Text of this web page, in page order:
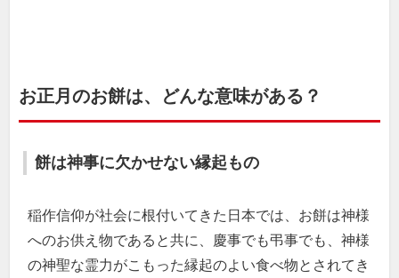
お正月のお餅は、どんな意味がある？
餅は神事に欠かせない縁起もの
稲作信仰が社会に根付いてきた日本では、お餅は神様
へのお供え物であると共に、慶事でも弔事でも、神様
の神聖な霊力がこもった縁起のよい食べ物とされてき